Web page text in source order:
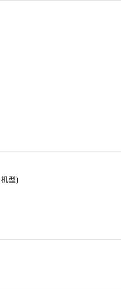
型)